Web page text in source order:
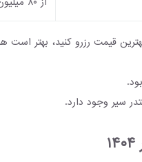
قیمت رزرو کنید، بهتر
سیر وجود دارد.